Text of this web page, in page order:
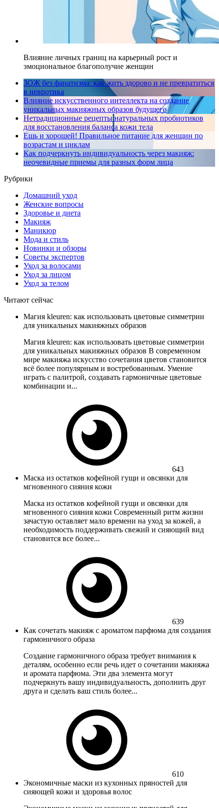
Влияние личных границ на карьерный рост и
эмоциональное благополучие женщин
ЗОЖ без фанатизма: как жить здорово и не превратиться
в невротика
Влияние искусственного интеллекта на создание
уникальных макияжных образов будущего
Нетрадиционные рецепты натуральных пробиотиков
для восстановления баланса кожи тела
Ешь и хорошей! Правильное питание для женщин по
возрастам и циклам
Как подчеркнуть индивидуальность через макияж:
неочевидные приемы для разных форм лица
Рубрики
Домашний уход
Женские вопросы
Здоровье и диета
Макияж
Маникюр
Мода и стиль
Новинки и обзоры
Советы экспертов
Уход за волосами
Уход за лицом
Уход за телом
Читают сейчас
Магия kleuren: как использовать цветовые симметрии
для уникальных макияжных образов
Магия kleuren: как использовать цветовые симметрии
для уникальных макияжных образов В современном
мире макияжа искусство сочетания цветов становится
всё более популярным и востребованным. Умение
играть с палитрой, создавать гармоничные цветовые
комбинации и...
643
Маска из остатков кофейной гущи и овсянки для
мгновенного сияния кожи
Маска из остатков кофейной гущи и овсянки для
мгновенного сияния кожи Современный ритм жизни
зачастую оставляет мало времени на уход за кожей, а
необходимость поддерживать свежий и сияющий вид
становится все более...
639
Как сочетать макияж с ароматом парфюма для создания
гармоничного образа
Создание гармоничного образа требует внимания к
деталям, особенно если речь идет о сочетании макияжа
и аромата парфюма. Эти два элемента могут
подчеркнуть вашу индивидуальность, дополнить друг
друга и сделать ваш стиль более...
610
Экономичные маски из кухонных пряностей для
сияющей кожи и здоровья волос